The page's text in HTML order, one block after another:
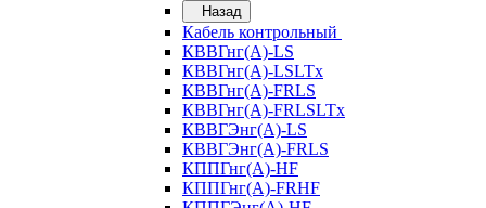
Назад
Кабель контрольный
КВВГнг(А)-LS
КВВГнг(А)-LSLTx
КВВГнг(А)-FRLS
КВВГнг(А)-FRLSLTx
КВВГЭнг(А)-LS
КВВГЭнг(А)-FRLS
КППГнг(А)-HF
КППГнг(А)-FRHF